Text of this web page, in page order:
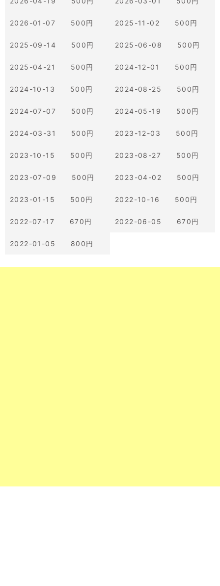
2026-01-07 500円 2025-11-02 500円
2025-09-14 500円 2025-06-08 500円
2025-04-21 500円 2024-12-01 500円
2024-10-13 500円 2024-08-25 500円
2024-07-07 500円 2024-05-19 500円
2024-03-31 500円 2023-12-03 500円
2023-10-15 500円 2023-08-27 500円
2023-07-09 500円 2023-04-02 500円
2023-01-15 500円 2022-10-16 500円
2022-07-17 670円 2022-06-05 670円
2022-01-05 800円